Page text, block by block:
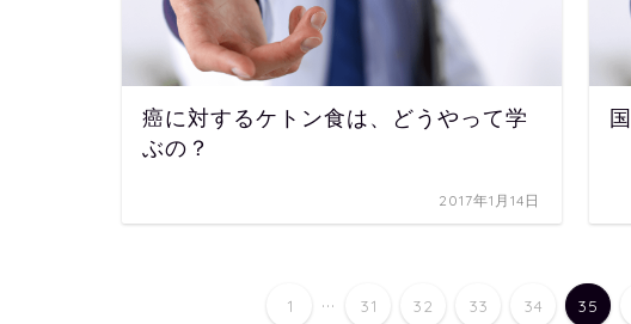
癌に対するケトン食は、どうやって学
ぶの？
2017年1月14日
1 ... 31 32 33 34 35